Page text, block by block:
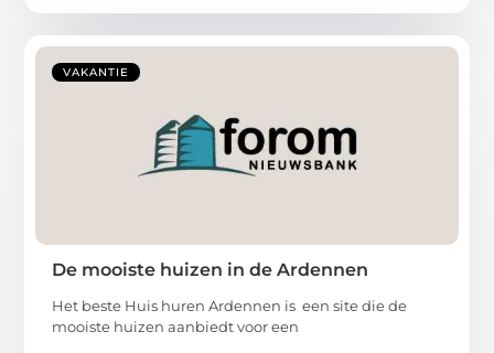
VAKANTIE
De mooiste huizen in de Ardennen
Het beste Huis huren Ardennen is een site die de
mooiste huizen aanbiedt voor een